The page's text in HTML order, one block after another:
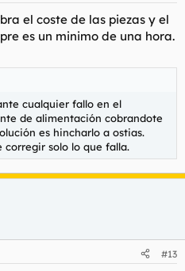
el coste de las piezas y el
es un minimo de una hora.
cualquier fallo en el
de alimentación cobrandote
es hincharlo a ostias.
corregir solo lo que falla.
#13